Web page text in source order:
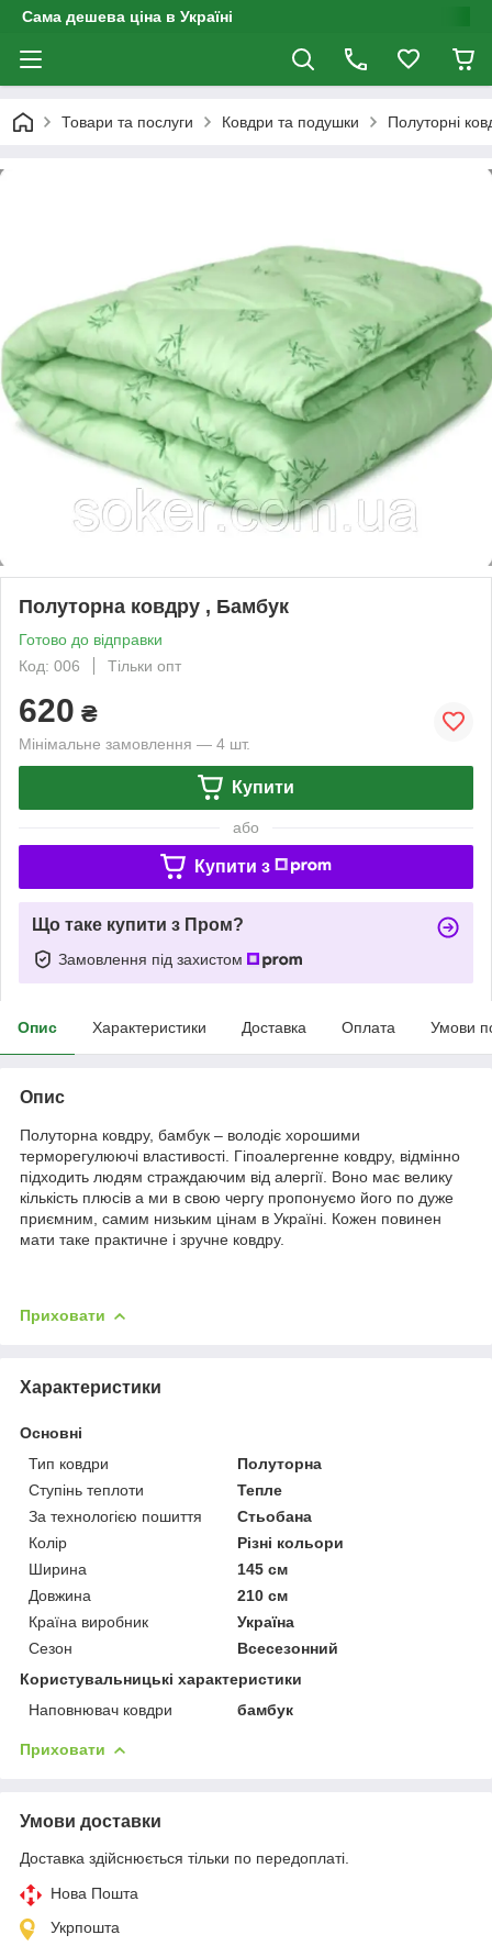
Сама дешева ціна в Україні
Товари та послуги Ковдри та подушки Полуторні
Полуторна ковдру , Бамбук
Готово до відправки
Код: 006
Тільки опт
620 ₴
Мінімальне замовлення — 4 шт.
Купити
або
Купити з
Що таке купити з Пром?
Замовлення під захистом
Опис Характеристики Доставка Оплата Умови
Опис
Полуторна ковдру, бамбук – володіє хорошими
терморегулюючі властивості. Гіпоалергенне ковдру, відмінно
підходить людям страждаючим від алергії. Воно має велику
кількість плюсів а ми в свою чергу пропонуємо його по дуже
приємним, самим низьким цінам в Україні. Кожен повинен
мати таке практичне і зручне ковдру.
Приховати
Характеристики
Основні
Тип ковдри
Полуторна
Ступінь теплоти
Тепле
За технологією пошиття
Стьобана
Колір
Різні кольори
Ширина
145 см
Довжина
210 см
Країна виробник
Україна
Сезон
Всесезонний
Користувальницькі характеристики
Наповнювач ковдри
бамбук
Приховати
Умови доставки
Доставка здійснюється тільки по передоплаті.
Нова Пошта
Укрпошта